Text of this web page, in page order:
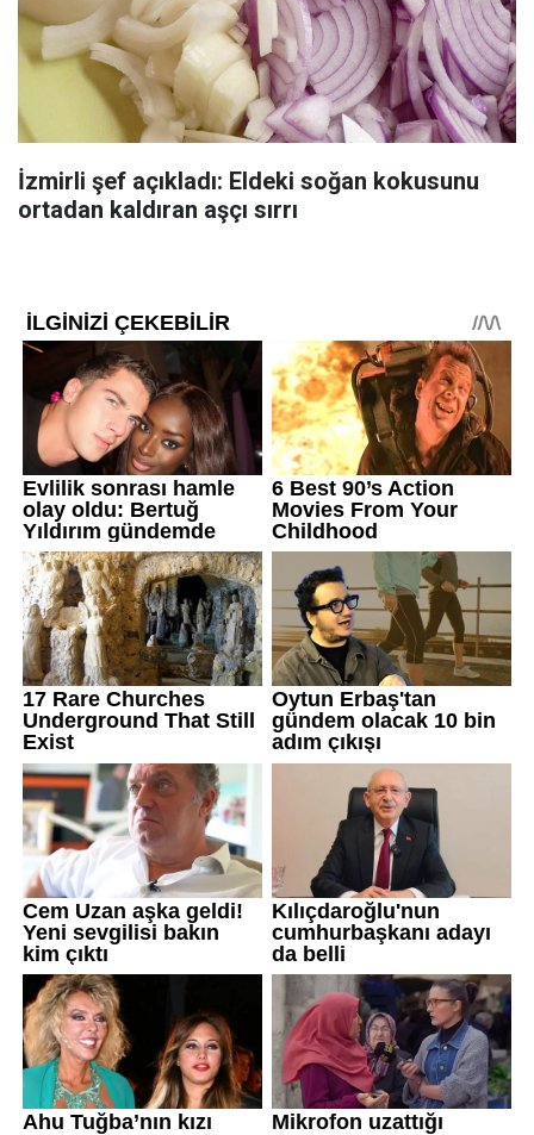
İzmirli şef açıkladı: Eldeki soğan kokusunu
ortadan kaldıran aşçı sırrı